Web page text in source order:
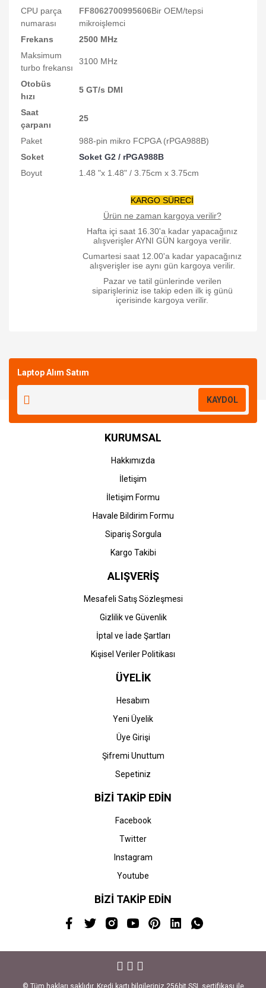
CPU parça
numarası
FF8062700995606Bir OEM/tepsi
mikroişlemci
Frekans
2500 MHz
Maksimum
turbo frekansı
3100 MHz
Otobüs
hızı
5 GT/s DMI
Saat
çarpanı
25
Paket
988-pin mikro FCPGA (rPGA988B)
Soket
Soket G2 / rPGA988B
Boyut
1.48 "x 1.48" / 3.75cm x 3.75cm
KARGO SÜRECİ
Ürün ne zaman kargoya verilir?
Hafta içi saat 16.30'a kadar yapacağınız
alışverişler AYNI GÜN kargoya verilir.
Cumartesi saat 12.00'a kadar yapacağınız
alışverişler ise aynı gün kargoya verilir.
Pazar ve tatil günlerinde verilen
siparişleriniz ise takip eden ilk iş günü
içerisinde kargoya verilir.
Laptop Alım Satım
KAYDOL
KURUMSAL
Hakkımızda
İletişim
İletişim Formu
Havale Bildirim Formu
Sipariş Sorgula
Kargo Takibi
ALIŞVERİŞ
Mesafeli Satış Sözleşmesi
Gizlilik ve Güvenlik
İptal ve İade Şartları
Kişisel Veriler Politikası
ÜYELİK
Hesabım
Yeni Üyelik
Üye Girişi
Şifremi Unuttum
Sepetiniz
BİZİ TAKİP EDİN
Facebook
Twitter
Instagram
Youtube
BİZİ TAKİP EDİN
© Tüm hakları saklıdır. Kredi kartı bilgileriniz 256bit SSL sertifikası ile